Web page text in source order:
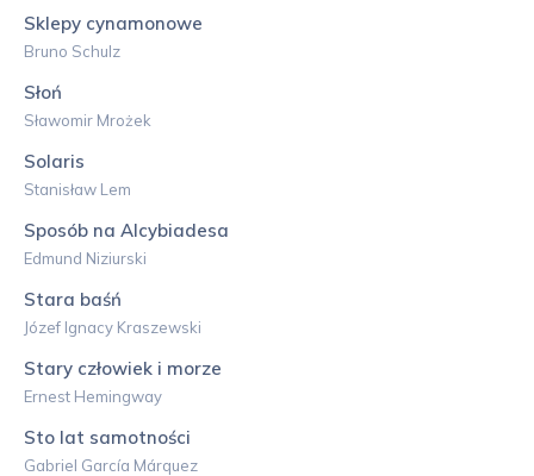
Sklepy cynamonowe
Bruno Schulz
Słoń
Sławomir Mrożek
Solaris
Stanisław Lem
Sposób na Alcybiadesa
Edmund Niziurski
Stara baśń
Józef Ignacy Kraszewski
Stary człowiek i morze
Ernest Hemingway
Sto lat samotności
Gabriel García Márquez